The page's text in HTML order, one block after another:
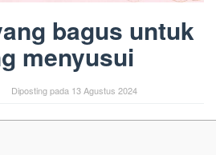
bagus untuk
menyusui
Diposting pada 13 Agustus 2024